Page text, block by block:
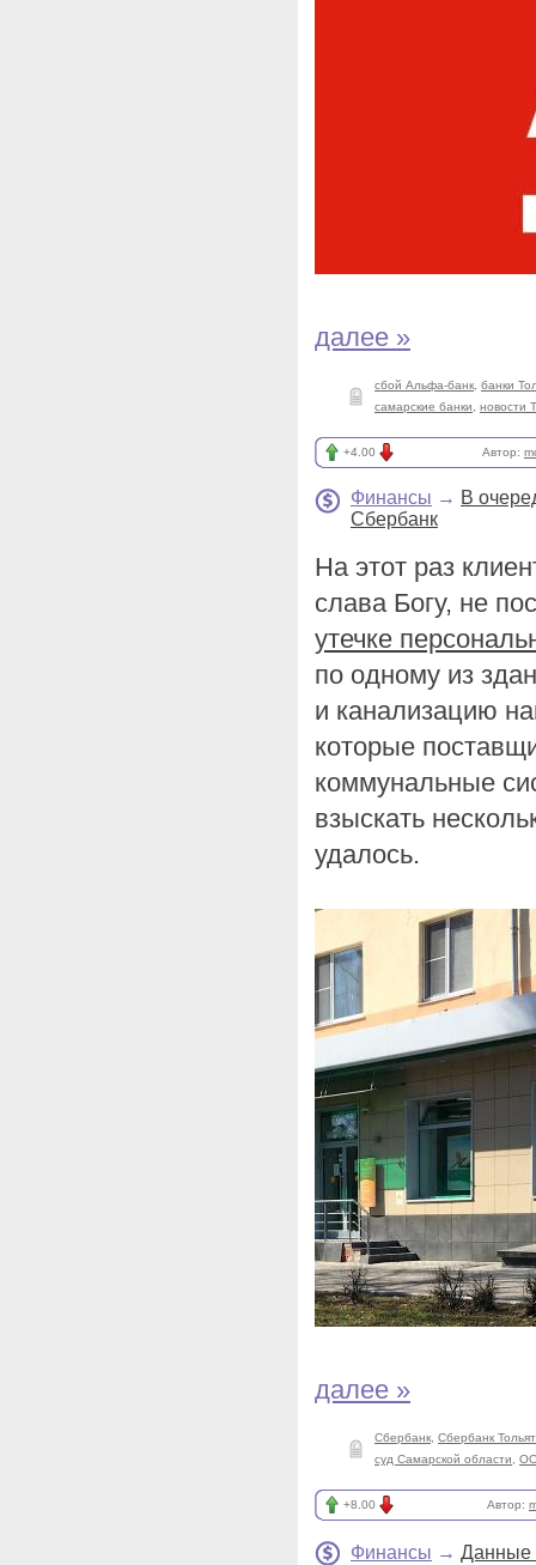
далее »
сбой Альфа-банк банки
самарские банки
новости
+4.00 Автор:
Финансы → В
Сбербанк
На этот раз
слава Богу, не
утечке
по одному из
и канализацию
которые
коммунальные
взыскать
удалось.
далее »
Сбербанк Сбербанк
суд Самарской области
+8.00 Автор:
Финансы → Данные